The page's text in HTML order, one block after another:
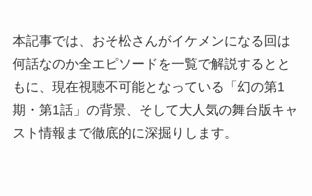
本記事では、おそ松さんがイケメンになる回は
何話なのか全エピソードを一覧で解説するとと
もに、現在視聴不可能となっている「幻の第1
期・第1話」の背景、そして大人気の舞台版キャ
スト情報まで徹底的に深掘りします。